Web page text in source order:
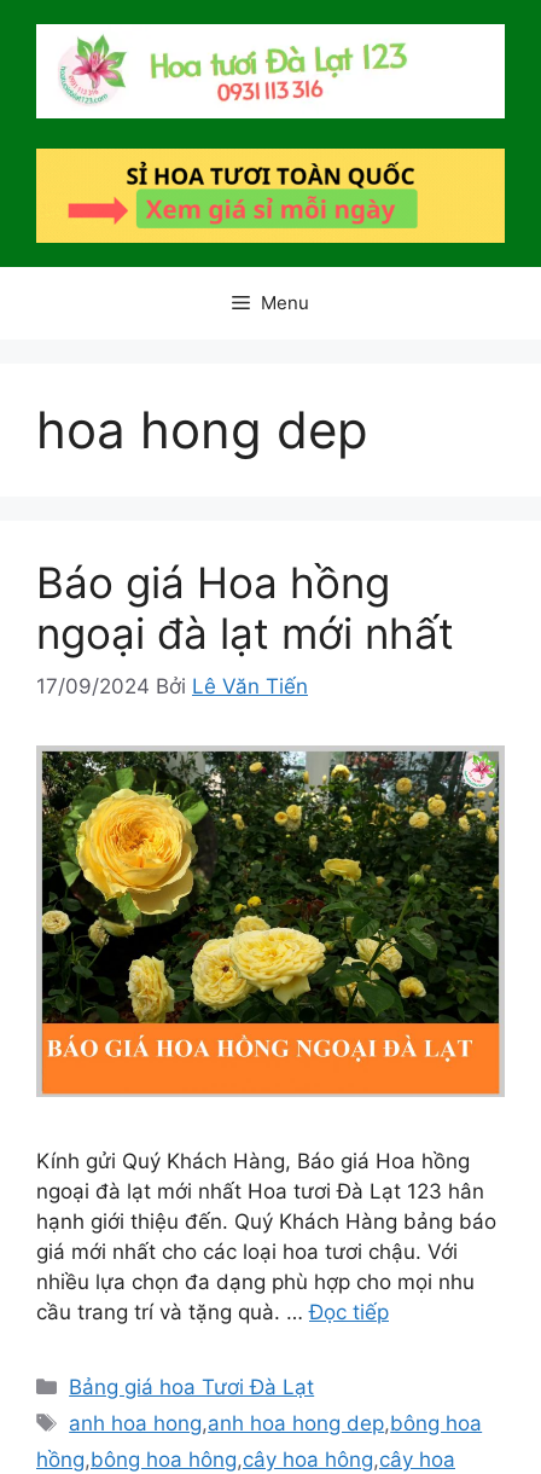
Menu
hoa hong dep
Báo giá Hoa hồng
ngoại đà lạt mới nhất
17/09/2024 Bởi Lê Văn Tiến
Kính gửi Quý Khách Hàng, Báo giá Hoa hồng
ngoại đà lạt mới nhất Hoa tươi Đà Lạt 123 hân
hạnh giới thiệu đến. Quý Khách Hàng bảng báo
giá mới nhất cho các loại hoa tươi chậu. Với
nhiều lựa chọn đa dạng phù hợp cho mọi nhu
cầu trang trí và tặng quà. …Đọc tiếp
Danh
mục
Bảng giá hoa Tươi Đà Lạt
Thẻ
anh hoa hong,anh hoa hong dep,bông hoa
hồng,bông hoa hông,cây hoa hông,cây hoa